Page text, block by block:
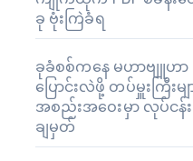
ခု ဗုံးကြဲခံရ
ခုခံစစ်ကနေ မဟာဗျူဟာ
ပြောင်းလဲဖို့ တပ်မှူးကြီးမျ
အစည်းအဝေးမှာ လုပ်ငန်
ချမှတ်